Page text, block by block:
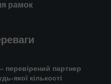
рамок
перевірений партнер
якої кількості